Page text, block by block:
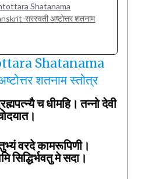
Shatanama
सरस्वती अष्टोत्तर शतनाम
Shatanama
शतनाम स्तोत्र
च धीमहि। तन्नो देवी
वरदे कामरूपिणी।
सिद्धिर्भवतु मे सदा।